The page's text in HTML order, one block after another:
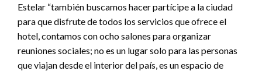
Estelar “también buscamos hacer partícipe a la ciudad
para que disfrute de todos los servicios que ofrece el
hotel, contamos con ocho salones para organizar
reuniones sociales; no es un lugar solo para las personas
que viajan desde el interior del país, es un espacio de